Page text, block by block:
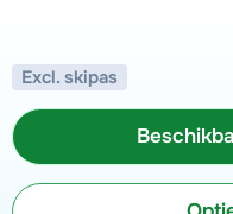
Excl. skipas